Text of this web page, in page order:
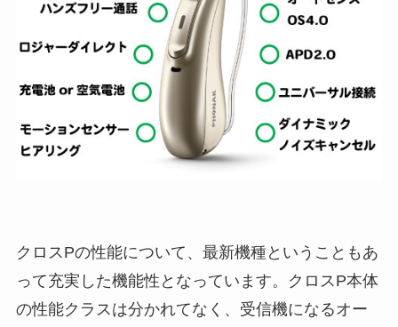
クロスPの性能について、最新機種ということもあ
って充実した機能性となっています。クロスP本体
の性能クラスは分かれてなく、受信機になるオー